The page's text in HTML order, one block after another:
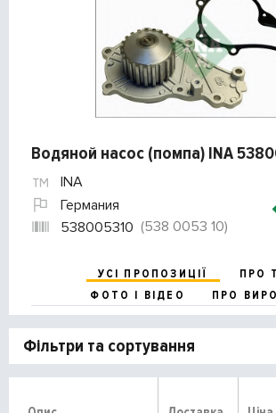
Водяной насос (помпа) INA
INA
Германия
538005310 (538 0053 10)
УСІ ПРОПОЗИЦІЇ
ПРО
ФОТО І ВІДЕО
ПРО
Фільтри та сортування